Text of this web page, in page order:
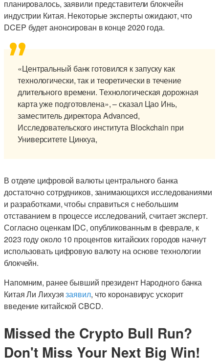
планировалось, заявили представители блокчейн
индустрии Китая. Некоторые эксперты ожидают, что
DCEP будет анонсирован в конце 2020 года.
«Центральный банк готовился к запуску как
технологически, так и теоретически в течение
длительного времени. Технологическая дорожная
карта уже подготовлена», – сказал Цао Инь,
заместитель директора Advanced,
Исследовательского института Blockchain при
Университете Цинхуа,
В отделе цифровой валюты центрального банка
достаточно сотрудников, занимающихся исследованиями
и разработками, чтобы справиться с небольшим
отставанием в процессе исследований, считает эксперт.
Согласно оценкам IDC, опубликованным в феврале, к
2023 году около 10 процентов китайских городов начнут
использовать цифровую валюту на основе технологии
блокчейн.
Напомним, ранее бывший президент Народного банка
Китая Ли Лихуэязаявил, что коронавирус ускорит
введение китайской CBCD.
Missed the Crypto Bull Run?
Don't Miss Your Next Big Win!